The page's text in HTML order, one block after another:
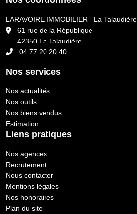
LARAVOIRE IMMOBILIER - La Talaudière
61 rue de la République
42350 La Talaudière
04.77.20.20.40
Nos services
Nos actualités
Nos outils
Nos biens vendus
Estimation
Liens pratiques
Nos agences
Recrutement
Nous contacter
Mentions légales
Nos honoraires
Plan du site